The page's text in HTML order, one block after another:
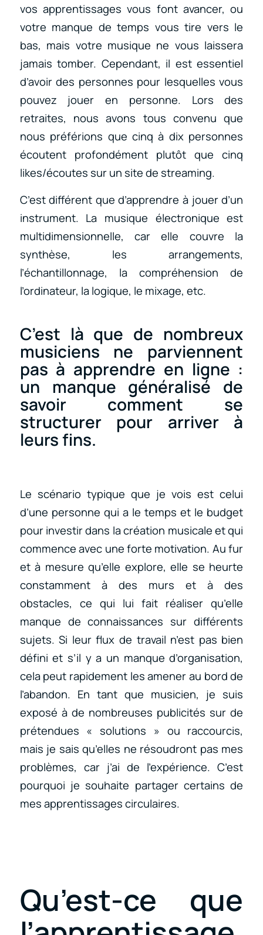
vos apprentissages vous font avancer, ou
votre manque de temps vous tire vers le
bas, mais votre musique ne vous laissera
jamais tomber. Cependant, il est essentiel
d’avoir des personnes pour lesquelles vous
pouvez jouer en personne. Lors des
retraites, nous avons tous convenu que
nous préférions que cinq à dix personnes
écoutent profondément plutôt que cinq
likes/écoutes sur un site de streaming.
C’est différent que d’apprendre à jouer d’un
instrument. La musique électronique est
multidimensionnelle, car elle couvre la
synthèse, les arrangements,
l’échantillonnage, la compréhension de
l’ordinateur, la logique, le mixage, etc.
C’est là que de nombreux
musiciens ne parviennent
pas à apprendre en ligne :
un manque généralisé de
savoir comment se
structurer pour arriver à
leurs fins.
Le scénario typique que je vois est celui
d’une personne qui a le temps et le budget
pour investir dans la création musicale et qui
commence avec une forte motivation. Au fur
et à mesure qu’elle explore, elle se heurte
constamment à des murs et à des
obstacles, ce qui lui fait réaliser qu’elle
manque de connaissances sur différents
sujets. Si leur flux de travail n’est pas bien
défini et s’il y a un manque d’organisation,
cela peut rapidement les amener au bord de
l’abandon. En tant que musicien, je suis
exposé à de nombreuses publicités sur de
prétendues « solutions » ou raccourcis,
mais je sais qu’elles ne résoudront pas mes
problèmes, car j’ai de l’expérience. C’est
pourquoi je souhaite partager certains de
mes apprentissages circulaires.
Qu’est-ce que